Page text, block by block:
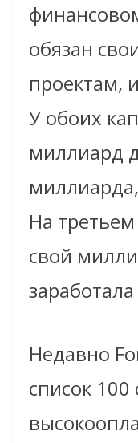
обязан
проектам,
У обоих
миллиард
На
свой
Недавно
список